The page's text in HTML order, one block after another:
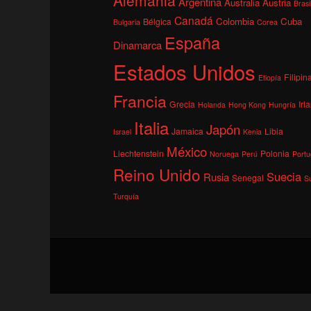
Brasil
Bulgaria Bélgica Canadá Colombia Corea Cuba
Dinamarca España
Estados Unidos Etiopía
Francia Grecia Holanda Hong Kong Hungría
Israel Italia Jamaica Japón Kenia Libia
Liechtenstein México Noruega Perú Polonia
Reino Unido Rusia Senegal Suecia
Turquía